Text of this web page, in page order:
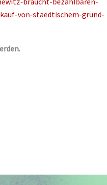
von-staedtischem-grund-